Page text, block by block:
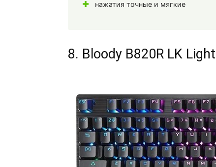
нажатия точные и мягкие
8. Bloody B820R LK